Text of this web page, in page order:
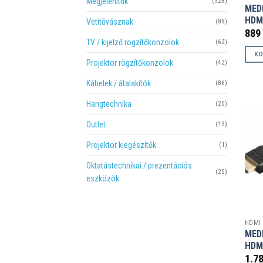
Vetítővásznak (89)
TV / kijelző rögzítőkonzolok (62)
Projektor rögzítőkonzolok (42)
Kábelek / átalakítók (86)
Hangtechnika (20)
Outlet (13)
Projektor kiegészítők (1)
Oktatástechnikai / prezentációs
eszközök
(25)
889
HDMI